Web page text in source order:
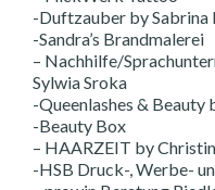
-Duftzauber by Sabrina
-Sandra’s Brandmalerei
– Nachhilfe/
Sylwia Sroka
-Queenlashes & Beauty
-Beauty Box
– HAARZEIT by
-HSB Druck-, Werbe-